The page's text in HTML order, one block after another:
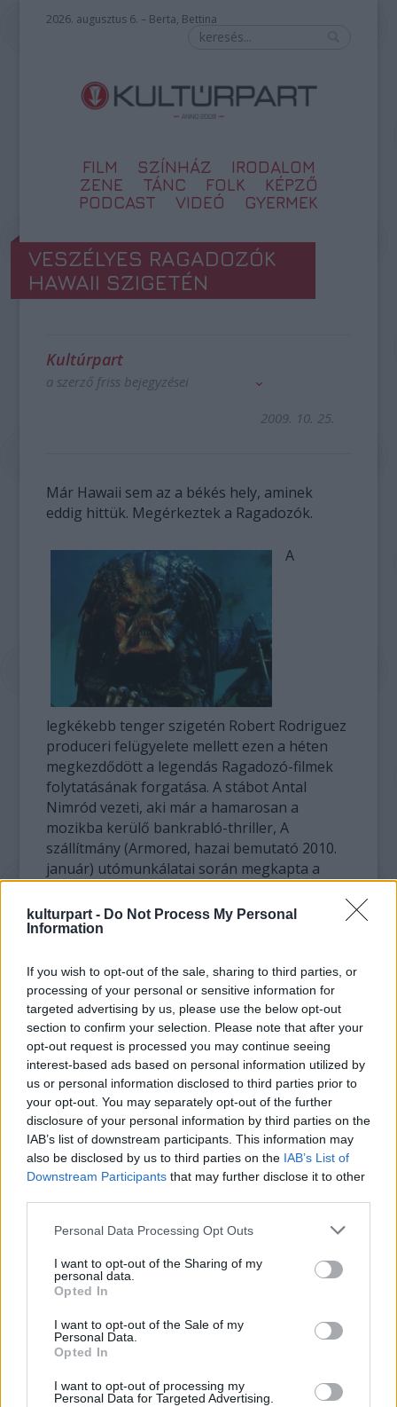
kulturpart - Do Not Process My Personal
Information
If you wish to opt-out of the sale, sharing to third parties, or
processing of your personal or sensitive information for
targeted advertising by us, please use the below opt-out
section to confirm your selection. Please note that after your
opt-out request is processed you may continue seeing
interest-based ads based on personal information utilized by
us or personal information disclosed to third parties prior to
your opt-out. You may separately opt-out of the further
disclosure of your personal information by third parties on the
IAB’s list of downstream participants. This information may
also be disclosed by us to third parties on the IAB’s List of
Downstream Participants that may further disclose it to other
Please note that this website/app uses one or more Google
not limited to your visit or usage behaviour. You may click to
grant or deny consent to Google and its third-party tags to
use your data for below specified purposes in below Google
consent section.
Personal Data Processing Opt Outs
I want to opt-out of the Sharing of my
personal data.
Opted In
I want to opt-out of the Sale of my
Personal Data.
Opted In
I want to opt-out of processing my
Personal Data for Targeted Advertising.
2026. augusztus 6. – Berta, Bettina
FILM SZÍNHÁZ
IRODALOM
ZENE
TÁNC FOLK
KÉPZŐ
PODCAST
VIDEÓ GYERMEK
VESZÉLYES RAGADOZÓK
HAWAII SZIGETÉN
Kultúrpart
a szerző friss bejegyzései
2009. 10. 25.
Már Hawaii sem az a békés hely, aminek
eddig hittük. Megérkeztek a Ragadozók.
A
legkékebb tenger szigetén Robert Rodriguez
produceri felügyelete mellett ezen a héten
megkezdődött a legendás Ragadozó-filmek
folytatásának forgatása. A stábot Antal
Nimród vezeti, aki már a hamarosan a
mozikba kerülő bankrabló-thriller, A
szállítmány (Armored, hazai bemutató 2010.
január) utómunkálatai során megkapta a
feltámasztói három hétig dolgoznak a
helyszínen, novemberben pedig
A történetet egyelőre teljes titok fedi, de
annyi biztos, hogy a magyar rendező ismét
fantasztikus színészeket instruálhat. A
főszerepeket Adrien Brody, Alice Braga, a
Kémkölykök-ből ismert Danny Trejo és Oleg
Taktarov játssza. Antal valószínűleg nem jön
már zavarba a nagy nevektől: A szállítmány-
ban Jean Reno, Laurence Fishburne, Matt
Dillon és Skeet Ulrich volt segítségére a
feszült történet életre keltésében.
Film Horror Mozi Rendezők Hollywoodi filmipar